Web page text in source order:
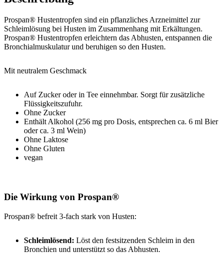
Prospan® Hustentropfen sind ein pflanzliches Arzneimittel zur
Schleimlösung bei Husten im Zusammenhang mit Erkältungen.
Prospan® Hustentropfen erleichtern das Abhusten, entspannen die
Bronchialmuskulatur und beruhigen so den Husten.
Mit neutralem Geschmack
Auf Zucker oder in Tee einnehmbar. Sorgt für zusätzliche
Flüssigkeitszufuhr.
Ohne Zucker
Enthält Alkohol (256 mg pro Dosis, entsprechen ca. 6 ml Bier
oder ca. 3 ml Wein)
Ohne Laktose
Ohne Gluten
vegan
Die Wirkung von Prospan®
Prospan® befreit 3-fach stark von Husten:
Schleimlösend: Löst den festsitzenden Schleim in den
Bronchien und unterstützt so das Abhusten.